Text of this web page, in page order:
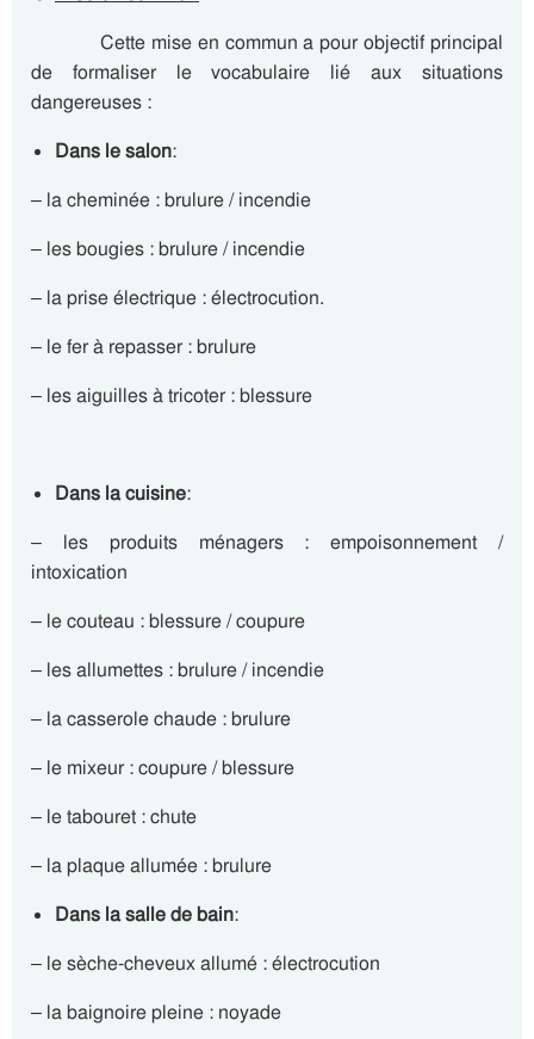
Cette mise en commun a pour objectif principal
de formaliser le vocabulaire lié aux situations
dangereuses :
Dans le salon:
– la cheminée : brulure / incendie
– les bougies : brulure / incendie
– la prise électrique : électrocution.
– le fer à repasser : brulure
– les aiguilles à tricoter : blessure
Dans la cuisine:
– les produits ménagers : empoisonnement /
intoxication
– le couteau : blessure / coupure
– les allumettes : brulure / incendie
– la casserole chaude : brulure
– le mixeur : coupure / blessure
– le tabouret : chute
– la plaque allumée : brulure
Dans la salle de bain:
– le sèche-cheveux allumé : électrocution
– la baignoire pleine : noyade